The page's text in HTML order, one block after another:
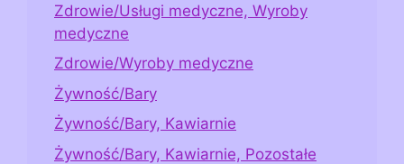
Zdrowie/Usługi medyczne, Wyroby
medyczne
Zdrowie/Wyroby medyczne
Żywność/Bary
Żywność/Bary, Kawiarnie
Żywność/Bary, Kawiarnie, Pozostałe